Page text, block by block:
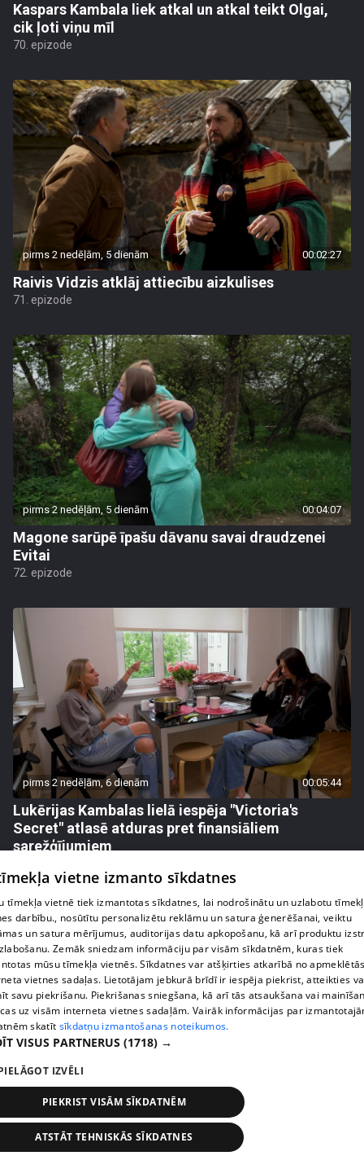
Kaspars Kambala liek atkal un atkal teikt Olgai,
cik ļoti viņu mīl
70. epizode
pirms 2 nedēļām, 5 dienām 00:02:27
Raivis Vidzis atklāj attiecību aizkulises
71. epizode
pirms 2 nedēļām, 5 dienām 00:04:07
Magone sarūpē īpašu dāvanu savai draudzenei
Evitai
72. epizode
pirms 2 nedēļām, 6 dienām 00:05:44
Lukērijas Kambalas lielā iespēja "Victoria's
Secret" atlasē atduras pret finansiāliem
sarežģījumiem
pirms 2 nedēļām, 6 dienām
Margarita Kolosova atklāti par dronu radīto
nedrošības sajūtu Latgalē
72. epizode
vietne izmanto sīkdatnes
tīmekļa vietnē tiek izmantotas sīkdatnes, lai nodrošinātu un uzlabotu
darbību., nosūtītu personalizētu reklāmu un satura ģenerēšanai, veiktu
un satura mērījumus, auditorijas datu apkopošanu, kā arī produktu
Zemāk sniedzam informāciju par visām sīkdatnēm, kuras tiek
mūsu tīmekļa vietnēs. Sīkdatnes var atšķirties atkarībā no
vietnes sadaļas. Lietotājam jebkurā brīdī ir iespēja piekrist, atteikties
savu piekrišanu. Piekrišanas sniegšana, kā arī tās atsaukšana vai
uz visām interneta vietnes sadaļām. Vairāk informācijas par
skatīt sīkdatņu izmantošanas noteikumos.
VISUS PARTNERUS (1718) →
IZVĒLI
PIEKRIST VISĀM SĪKDATNĒM
ATSTĀT TEHNISKĀS SĪKDATNES